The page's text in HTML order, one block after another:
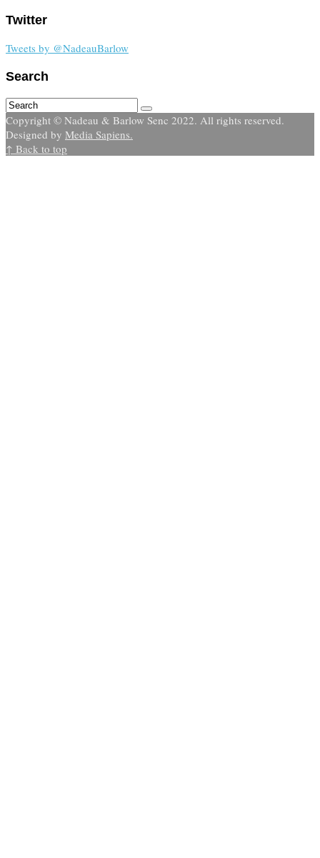
Twitter
Tweets by @NadeauBarlow
Search
Copyright © Nadeau & Barlow Senc 2022. All rights reserved.
Designed by Media Sapiens.
↑ Back to top